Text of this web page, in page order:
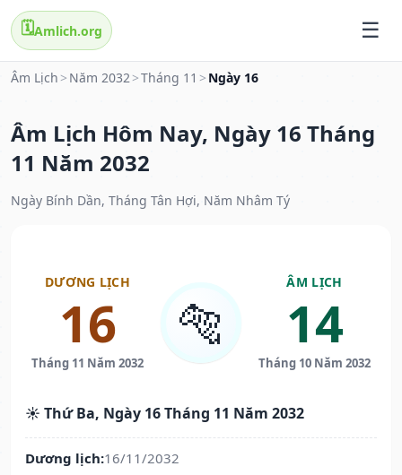
🗓️Amlich.org
Âm Lịch > Năm 2032>Tháng 11 > Ngày 16
Âm Lịch Hôm Nay, Ngày 16 Tháng
11 Năm 2032
Ngày Bính Dần, Tháng Tân Hợi, Năm Nhâm Tý
DƯƠNG LỊCH
16
Tháng 11 Năm 2032
🐅
ÂM LỊCH
14
Tháng 10 Năm 2032
☀️ Thứ Ba, Ngày 16 Tháng 11 Năm 2032
Dương lịch:16/11/2032